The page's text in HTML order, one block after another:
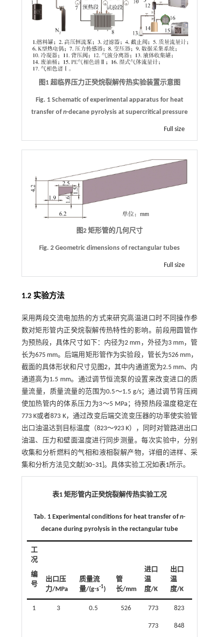
图1 超临界压力正癸烷裂解传热实验装置示意图
Fig. 1 Schematic of experimental apparatus for heat
transfer ofn-decane pyrolysis at supercritical pressure
Full size
图2 矩形管的几何尺寸
Fig. 2 Geometric dimensions of rectangular tubes
Full size
1.2 实验方法
采用两段交流电加热的方式来研究高温进口时不同操作参
数对矩形管内正癸烷裂解传热特性的影响。前段用圆管作
为预热段，具体尺寸如下：内径为2 mm，外径为3 mm，管
长为675 mm。后端用矩形管作为实验段，管长为526 mm，
截面的具体形状和尺寸见图2，其中内通道宽为2.5 mm、内
通道高为1.5 mm。通过调节恒流泵的设置来改变进口的质
量流量，质量流量的范围为0.5～1.5 g/s；通过调节背压阀
使加热管内的体系压力为3～5 MPa；待预热段温度稳定在
773 K或者873 K，通过改变后端交流变压器的功率使实验管
出口油温达到目标温度（823～923 K），同时对管路进出口
油温、压力和壁面温度进行同步测量。每次实验中，分别
收集和分析燃料的气相和液相裂解产物，详细的进样、采
集和分析方法见文献[ 30‒31]。具体实验工况如表1所示。
表1 矩形管内正癸烷裂解传热实验工况
Tab. 1 Experimental conditions for heat transfer ofn-
decane during pyrolysis in the rectangular tube
工
况
编
号
出口压
力/MPa
质量流
量/(g∙s-1)
管
长/mm
进口
温
度/K
出口
温
度/K
1 3 0.5 526 773 823
773 848